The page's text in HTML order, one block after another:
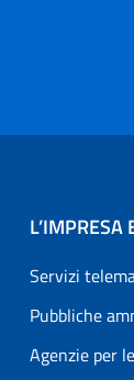
L’IMPRESA
Servizi
Pubbliche
Agenzie per